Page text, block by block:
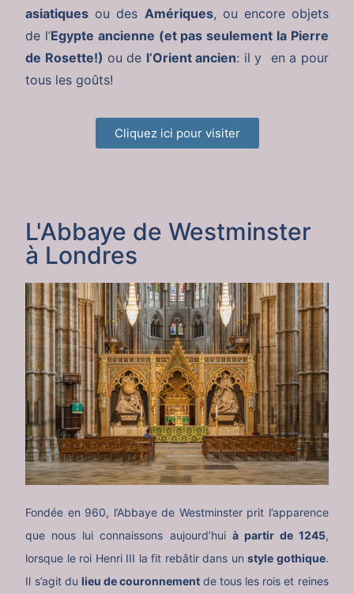
asiatiques ou des Amériques, ou encore objets
de l’Egypte ancienne (et pas seulement la Pierre
de Rosette!) ou de l’Orient ancien: il y en a pour
tous les goûts!
Cliquez ici pour visiter
L'Abbaye de Westminster
à Londres
Fondée en 960, l’Abbaye de Westminster prit l’apparence
que nous lui connaissons aujourd’hui à partir de 1245,
lorsque le roi Henri III la fit rebâtir dans unstyle gothique.
Il s’agit du lieu de couronnement de tous les rois et reines